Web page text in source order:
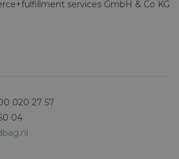
services GmbH & Co KG
020 27 57
04